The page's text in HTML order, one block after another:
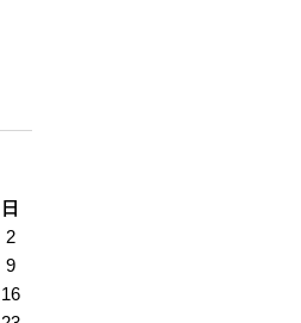
日
2
9
16